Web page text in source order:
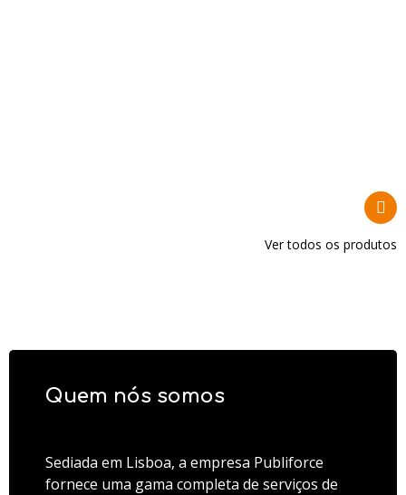
Ver todos os produtos
Quem nós somos
Sediada em Lisboa, a empresa Publiforce
fornece uma gama completa de serviços de